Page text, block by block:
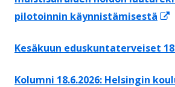
pilotoinnin käynnistämisestä
Kesäkuun eduskuntaterveiset
Kolumni 18.6.2026: Helsingin